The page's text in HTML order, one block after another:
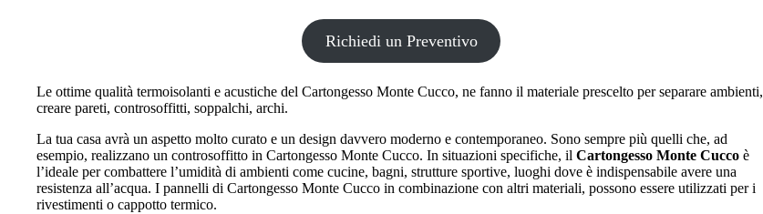
Richiedi un Preventivo
Le ottime qualità termoisolanti e acustiche del Cartongesso Monte Cucco, ne fanno il materiale prescelto per separare ambienti,
creare pareti, controsoffitti, soppalchi, archi.
La tua casa avrà un aspetto molto curato e un design davvero moderno e contemporaneo. Sono sempre più quelli che, ad
esempio, realizzano un controsoffitto in Cartongesso Monte Cucco. In situazioni specifiche, il Cartongesso Monte Cucco è
l’ideale per combattere l’umidità di ambienti come cucine, bagni, strutture sportive, luoghi dove è indispensabile avere una
resistenza all’acqua. I pannelli di Cartongesso Monte Cucco in combinazione con altri materiali, possono essere utilizzati per i
rivestimenti o cappotto termico.